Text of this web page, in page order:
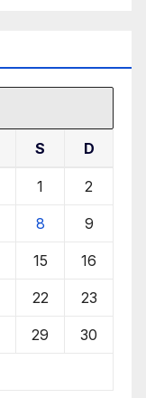
S D
1 2
8 9
15 16
22 23
29 30